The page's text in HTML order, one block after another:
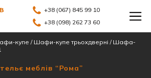
+38 (067) 845 99 10
+38 (098) 262 73 60
купе / Шафи-купе трьохдверні / Шафа-
меблів “Рома”